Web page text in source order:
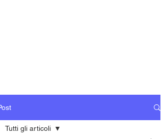
Tutti gli articoli